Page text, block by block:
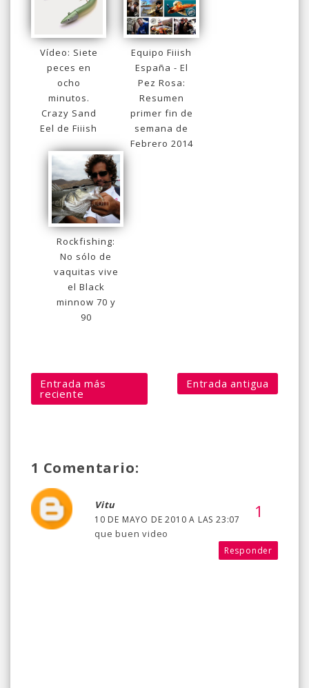
Vídeo: Siete
peces en
ocho
minutos.
Crazy Sand
Eel de Fiiish
Equipo Fiiish
España - El
Pez Rosa:
Resumen
primer fin de
semana de
Febrero 2014
Rockfishing:
No sólo de
vaquitas vive
el Black
minnow 70 y
90
Entrada más
reciente
Entrada antigua
1 Comentario:
Vitu
10 DE MAYO DE 2010 A LAS 23:07
que buen video
Responder